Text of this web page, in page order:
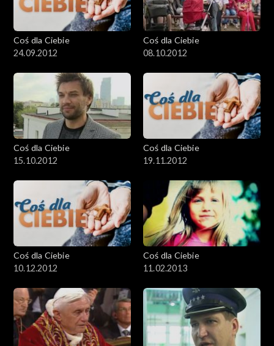
Coś dla Ciebie
24.09.2012
Coś dla Ciebie
08.10.2012
Coś dla Ciebie
15.10.2012
Coś dla Ciebie
19.11.2012
Coś dla Ciebie
10.12.2012
Coś dla Ciebie
11.02.2013